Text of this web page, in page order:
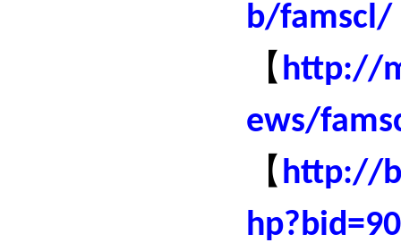
b/famscl/
【http://
ews/
【http://